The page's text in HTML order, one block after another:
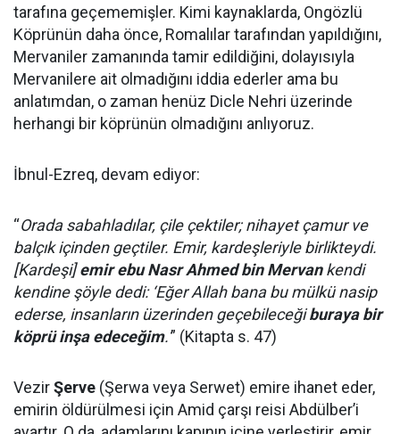
tarafına geçememişler. Kimi kaynaklarda, Ongözlü
Köprünün daha önce, Romalılar tarafından yapıldığını,
Mervaniler zamanında tamir edildiğini, dolayısıyla
Mervanilere ait olmadığını iddia ederler ama bu
anlatımdan, o zaman henüz Dicle Nehri üzerinde
herhangi bir köprünün olmadığını anlıyoruz.
İbnul-Ezreq, devam ediyor:
“Orada sabahladılar, çile çektiler; nihayet çamur ve
balçık içinden geçtiler. Emir, kardeşleriyle birlikteydi.
[Kardeşi]emir ebu Nasr Ahmed bin Mervankendi
kendine şöyle dedi: ‘Eğer Allah bana bu mülkü nasip
ederse, insanların üzerinden geçebileceğiburaya bir
köprü inşa edeceğim.'” (Kitapta s. 47)
VezirŞerve (Şerwa veya Serwet) emire ihanet eder,
emirin öldürülmesi için Amid çarşı reisi Abdülber’i